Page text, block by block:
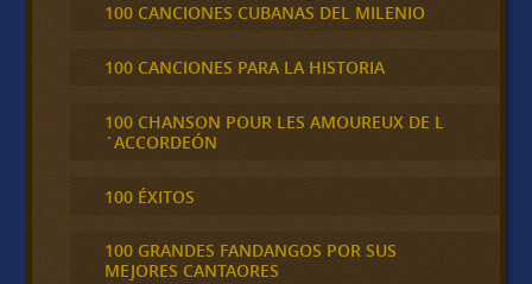
100 CANCIONES CUBANAS DEL MILENIO
100 CANCIONES PARA LA HISTORIA
100 CHANSON POUR LES AMOUREUX DE L
´ACCORDEÓN
100 ÉXITOS
100 GRANDES FANDANGOS POR SUS
MEJORES CANTAORES